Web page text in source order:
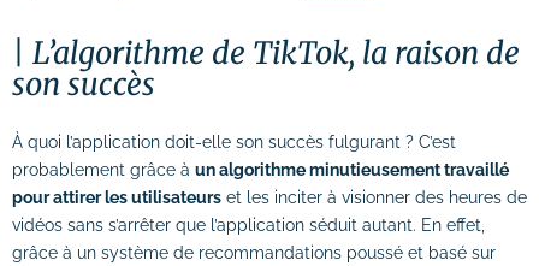
# Formation SEO (référencement naturel)
# Formation SMO (community management)
# Formation SMA (publicités réseaux
sociaux)
L’algorithme de TikTok, la raison de
son succès
À quoi l’application doit-elle son succès fulgurant ? C’est
probablement grâce à un algorithme minutieusement travaillé
pour attirer les utilisateurs et les inciter à visionner des heures de
vidéos sans s’arrêter que l’application séduit autant. En effet,
grâce à un système de recommandations poussé et basé sur